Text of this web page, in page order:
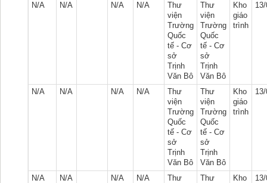
N/A N/A N/A N/A
Thư
viện
Trường
Quốc
tế - Cơ
sở
Trịnh
Văn Bô
Thư
viện
Trường
Quốc
tế - Cơ
sở
Trịnh
Văn Bô
Kho
giáo
trình
N/A N/A N/A N/A
Thư
viện
Trường
Quốc
tế - Cơ
sở
Trịnh
Văn Bô
Thư
viện
Trường
Quốc
tế - Cơ
sở
Trịnh
Văn Bô
Kho
giáo
trình
N/A N/A N/A N/A
Thư
Thư
Kho